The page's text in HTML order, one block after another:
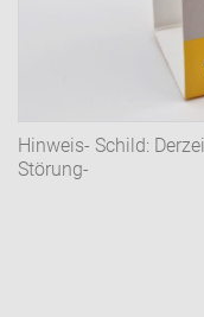
Hinweis- Schild:
Störung-